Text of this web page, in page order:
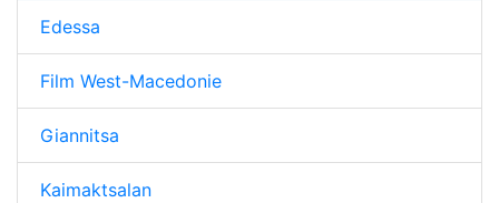
Edessa
Film West-Macedonie
Giannitsa
Kaimaktsalan